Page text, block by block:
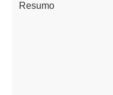
Resumo